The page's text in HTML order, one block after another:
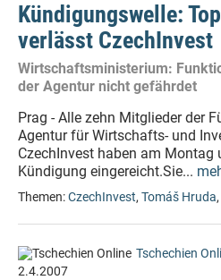
Kündigungswelle:
verlässt CzechInvest
Wirtschaftsministerium:
der Agentur nicht gefährdet
Prag - Alle zehn Mitglieder der
Agentur für Wirtschafts- und
CzechInvest haben am Montag
Kündigung eingereicht.Sie...
Themen:CzechInvest, Tomáš Hruda,
Tschechien
2.4.2007